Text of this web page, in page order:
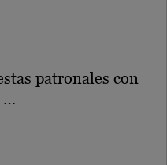
patronales con
…